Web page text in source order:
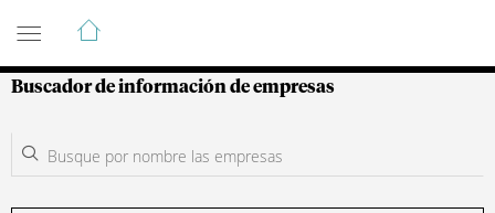
Guía de Empresas Colombianas
Buscador de información de empresas